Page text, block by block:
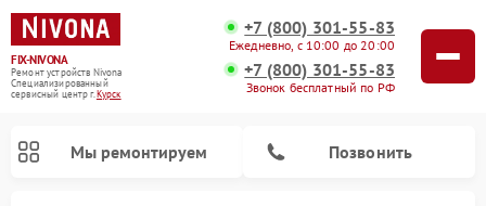
FIX-NIVONA
Ремонт устройств Nivona
Специализированный
cервисный центр г.Курск
+7 (800) 301-55-83
Ежедневно, с 10:00 до 20:00
+7 (800) 301-55-83
Звонок бесплатный по РФ
Мы ремонтируем Позвонить